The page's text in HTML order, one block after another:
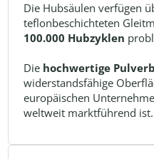
Die Hubsäulen verfügen
teflonbeschichteten
100.000 Hubzyklen
Die hochwertige
widerstandsfähige
europäischen
weltweit marktführend ist.